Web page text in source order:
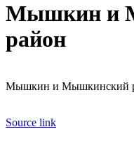
Мышкин и
район
Мышкин и Мышкинский
Source link